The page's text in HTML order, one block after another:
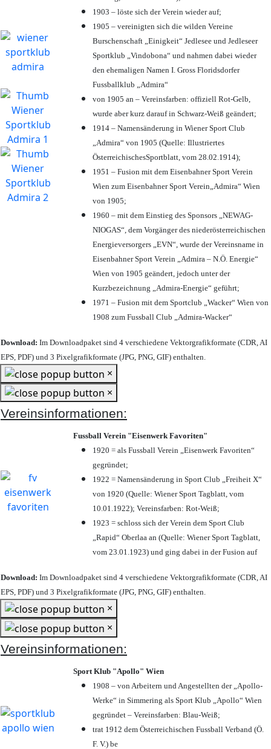
1903 – löste sich der Verein wieder auf;
1905 – vereinigten sich die wilden Vereine
Burschenschaft „Einigkeit“ Jedlesee und Jedleseer
Sportklub „Vindobona“ und nahmen dabei wieder
den ehemaligen Namen I. Gross Floridsdorfer
Fussballklub „Admira“
von 1905 an – Vereinsfarben: offiziell Rot-Gelb,
wurde aber kurz darauf in Schwarz-Weiß geändert;
1914 – Namensänderung in Wiener Sport Club
„Admira“ von 1905 (Quelle: Illustriertes
ÖsterreichischesSportblatt, vom 28.02.1914);
1951 – Fusion mit dem Eisenbahner Sport Verein
Wien zum Eisenbahner Sport Verein„Admira“ Wien
von 1905;
1960 – mit dem Einstieg des Sponsors „NEWAG-
NIOGAS“, dem Vorgänger des niederösterreichischen
Energieversorgers „EVN“, wurde der Vereinsname in
Eisenbahner Sport Verein „Admira – N.Ö. Energie“
Wien von 1905 geändert, jedoch unter der
Kurzbezeichnung „Admira-Energie“ geführt;
1971 – Fusion mit dem Sportclub „Wacker“ Wien von
1908 zum Fussball Club „Admira-Wacker“
Download: Im Downloadpaket sind 4 verschiedene Vektorgrafikformate (CDR, AI
EPS, PDF) und 3 Pixelgrafikformate (JPG, PNG, GIF) enthalten.
×
×
Vereinsinformationen:
Fussball Verein "Eisenwerk Favoriten"
1920 = als Fussball Verein „Eisenwerk Favoriten“
gegründet;
1922 = Namensänderung in Sport Club „Freiheit X“
von 1920 (Quelle: Wiener Sport Tagblatt, vom
10.01.1922); Vereinsfarben: Rot-Weiß;
1923 = schloss sich der Verein dem Sport Club
„Rapid“ Oberlaa an (Quelle: Wiener Sport Tagblatt,
vom 23.01.1923) und ging dabei in der Fusion auf
Download: Im Downloadpaket sind 4 verschiedene Vektorgrafikformate (CDR, AI
EPS, PDF) und 3 Pixelgrafikformate (JPG, PNG, GIF) enthalten.
×
×
Vereinsinformationen:
Sport Klub "Apollo" Wien
1908 – von Arbeitern und Angestellten der „Apollo-
Werke“ in Simmering als Sport Klub „Apollo“ Wien
gegründet – Vereinsfarben: Blau-Weiß;
trat 1912 dem Österreichischen Fussball Verband (Ö.
F. V.) be